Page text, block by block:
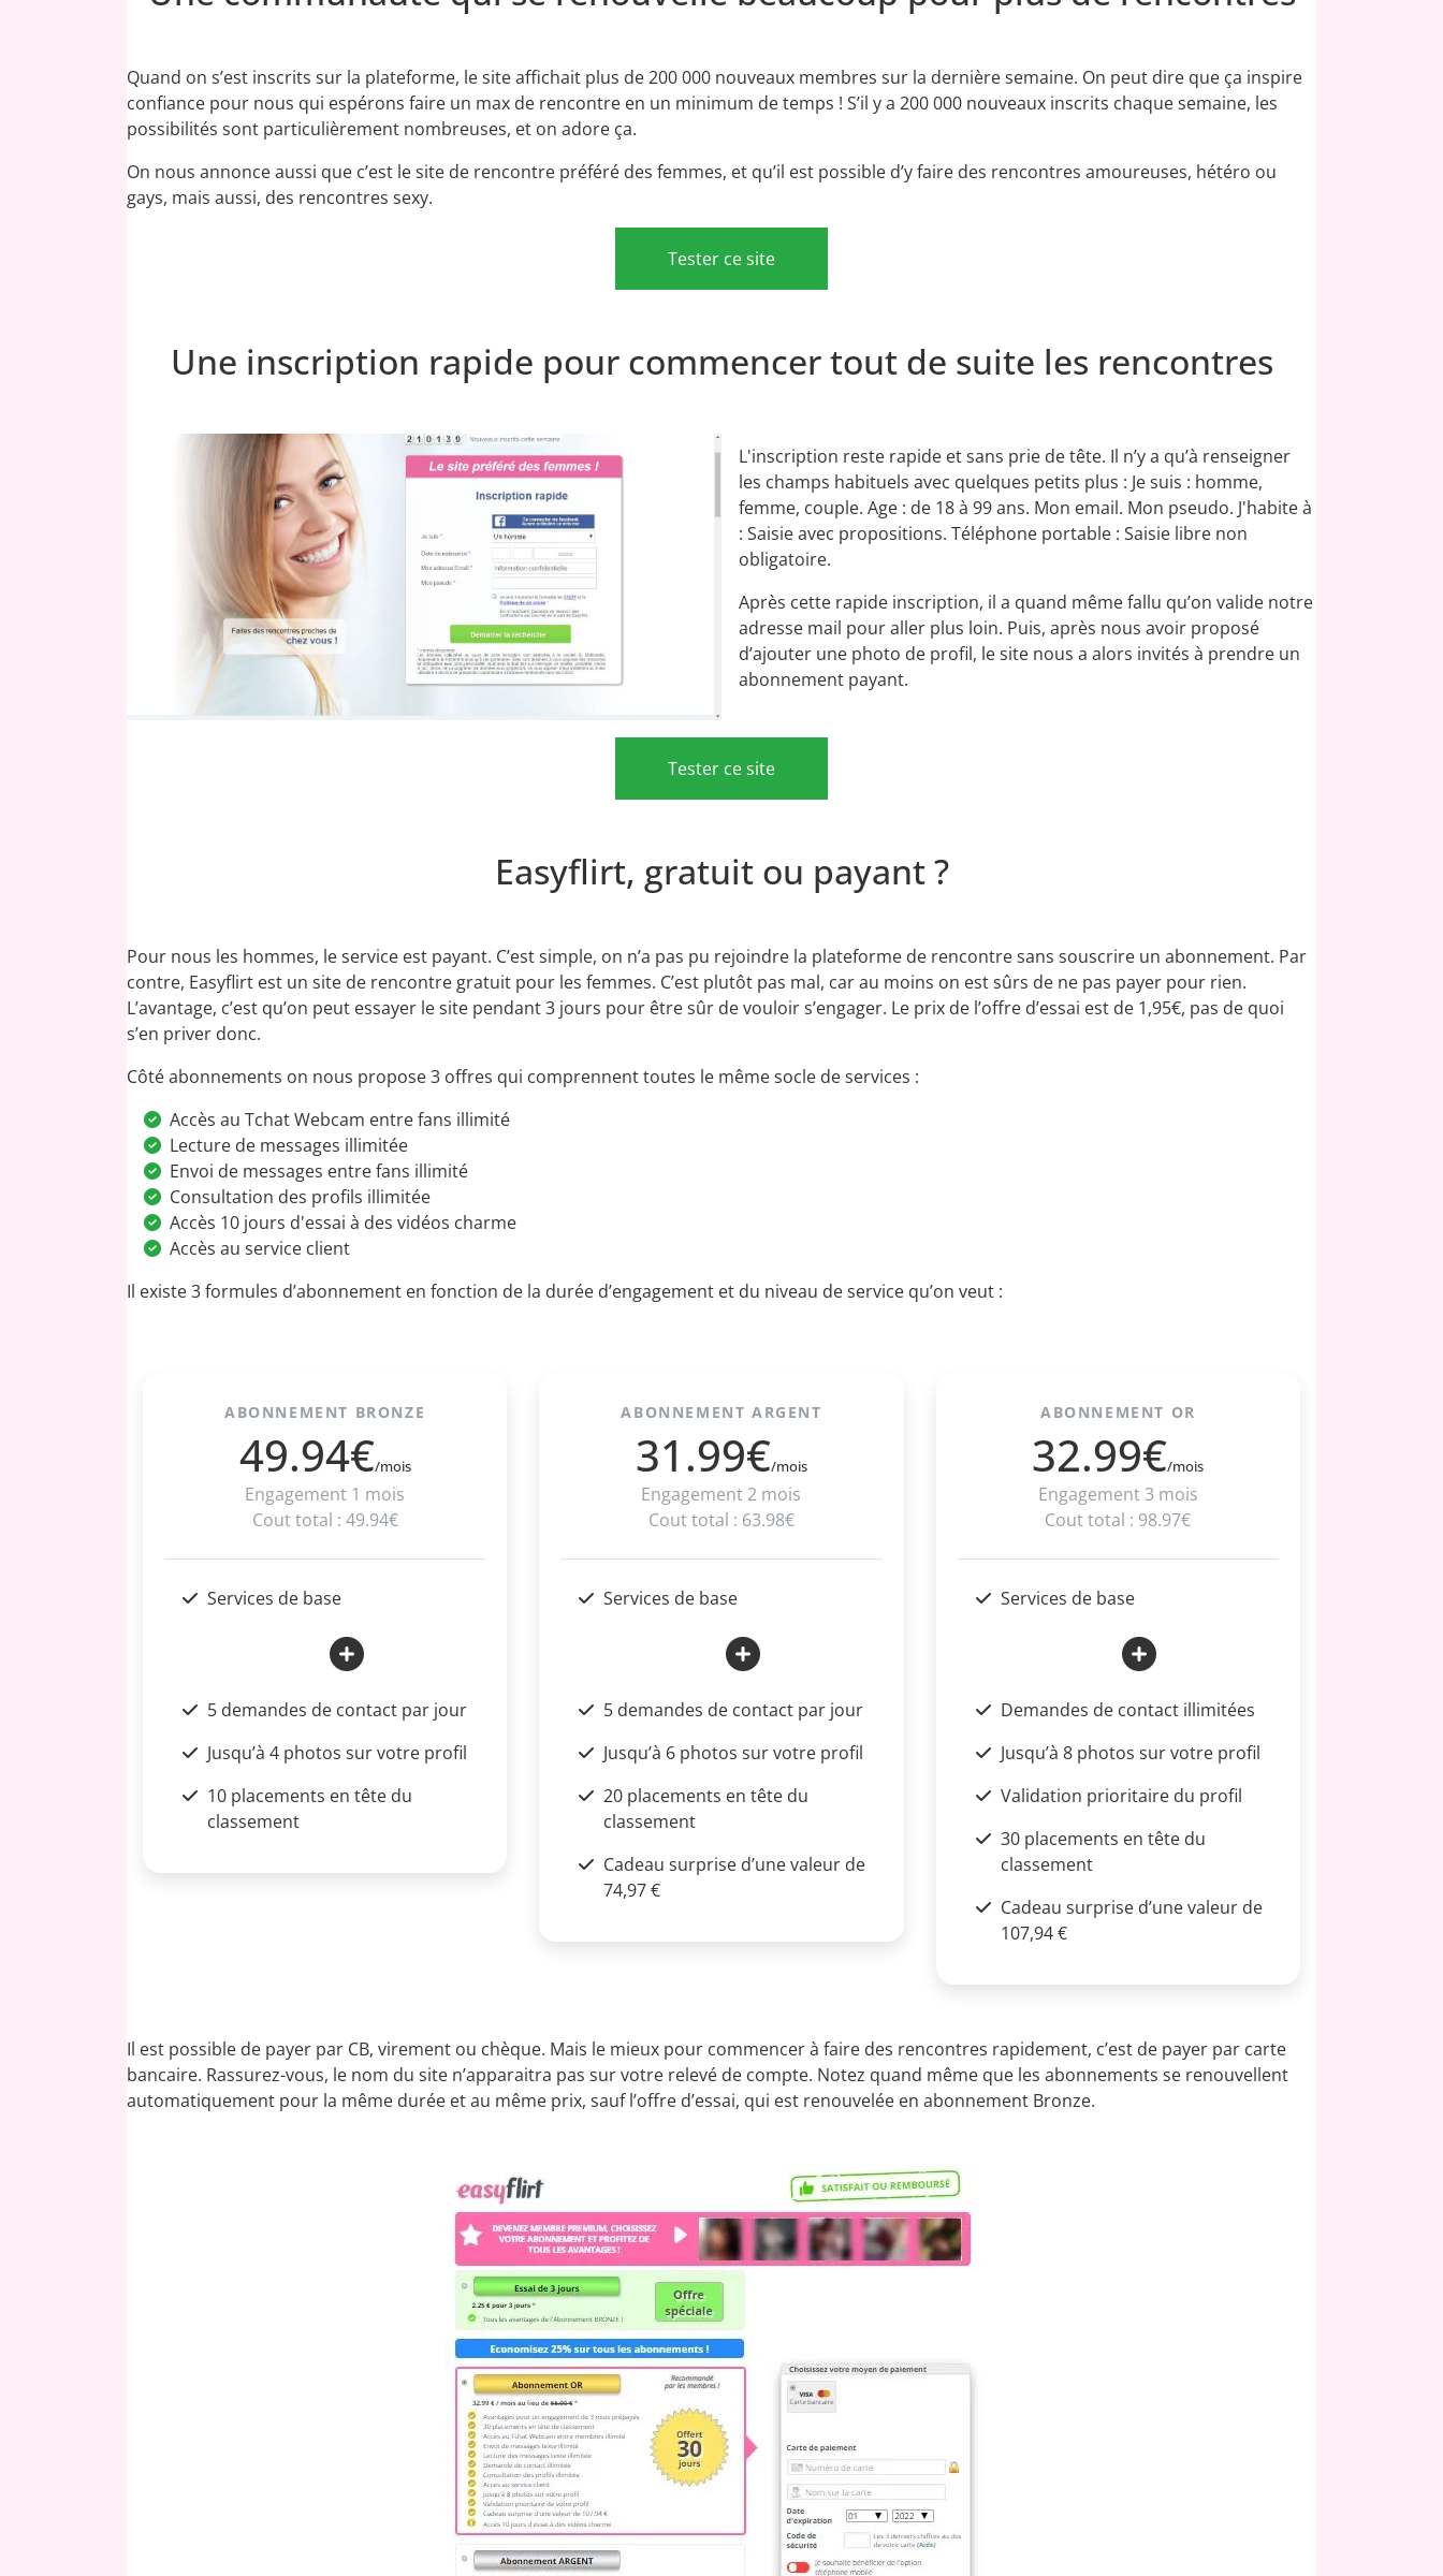
Quand on s’est inscrits sur la plateforme, le site affichait plus de 200 000 nouveaux membres sur la dernière semaine. On peut dire que ça inspire
confiance pour nous qui espérons faire un max de rencontre en un minimum de temps ! S’il y a 200 000 nouveaux inscrits chaque semaine, les
possibilités sont particulièrement nombreuses, et on adore ça.
On nous annonce aussi que c’est le site de rencontre préféré des femmes, et qu’il est possible d’y faire des rencontres amoureuses, hétéro ou
gays, mais aussi, des rencontres sexy.
Tester ce site
Une inscription rapide pour commencer tout de suite les rencontres
L'inscription reste rapide et sans prie de tête. Il n’y a qu’à renseigner
les champs habituels avec quelques petits plus : Je suis : homme,
femme, couple. Age : de 18 à 99 ans. Mon email. Mon pseudo. J'habite à
: Saisie avec propositions. Téléphone portable : Saisie libre non
obligatoire.
Après cette rapide inscription, il a quand même fallu qu’on valide notre
adresse mail pour aller plus loin. Puis, après nous avoir proposé
d’ajouter une photo de profil, le site nous a alors invités à prendre un
abonnement payant.
Tester ce site
Easyflirt, gratuit ou payant ?
Pour nous les hommes, le service est payant. C’est simple, on n’a pas pu rejoindre la plateforme de rencontre sans souscrire un abonnement. Par
contre, Easyflirt est un site de rencontre gratuit pour les femmes. C’est plutôt pas mal, car au moins on est sûrs de ne pas payer pour rien.
L’avantage, c’est qu’on peut essayer le site pendant 3 jours pour être sûr de vouloir s’engager. Le prix de l’offre d’essai est de 1,95€, pas de quoi
s’en priver donc.
Côté abonnements on nous propose 3 offres qui comprennent toutes le même socle de services :
Accès au Tchat Webcam entre fans illimité
Lecture de messages illimitée
Envoi de messages entre fans illimité
Consultation des profils illimitée
Accès 10 jours d'essai à des vidéos charme
Accès au service client
Il existe 3 formules d’abonnement en fonction de la durée d’engagement et du niveau de service qu’on veut :
ABONNEMENT BRONZE
49.94€/mois
Engagement 1 mois
Cout total : 49.94€
Services de base
5 demandes de contact par jour
Jusqu’à 4 photos sur votre profil
10 placements en tête du
classement
ABONNEMENT ARGENT
31.99€/mois
Engagement 2 mois
Cout total : 63.98€
Services de base
5 demandes de contact par jour
Jusqu’à 6 photos sur votre profil
20 placements en tête du
classement
Cadeau surprise d’une valeur de
74,97 €
ABONNEMENT OR
32.99€/mois
Engagement 3 mois
Cout total : 98.97€
Services de base
Demandes de contact illimitées
Jusqu’à 8 photos sur votre profil
Validation prioritaire du profil
30 placements en tête du
classement
Cadeau surprise d’une valeur de
107,94 €
Il est possible de payer par CB, virement ou chèque. Mais le mieux pour commencer à faire des rencontres rapidement, c’est de payer par carte
bancaire. Rassurez-vous, le nom du site n’apparaitra pas sur votre relevé de compte. Notez quand même que les abonnements se renouvellent
automatiquement pour la même durée et au même prix, sauf l’offre d’essai, qui est renouvelée en abonnement Bronze.